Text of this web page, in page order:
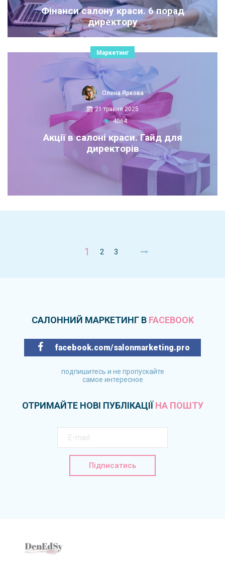
Фінанси салону краси. 6 порад
директору
Маркетинг
Олена Яркова
21 травня 2025
4064
Акції в салоні краси. Гайд для
директорів
1 2 3
САЛОННИЙ МАРКЕТИНГ В FACEBOOK
facebook.com/salonmarketing.pro
подпишитесь и не пропускайте
самое интересное
ОТРИМАЙТЕ НОВІ ПУБЛІКАЦІЇНА ПОШТУ
Підписатись